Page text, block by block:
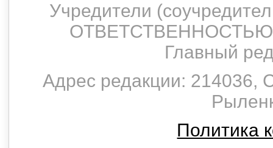
Учредители
Главный
Адрес редакции: 214036,
Политика